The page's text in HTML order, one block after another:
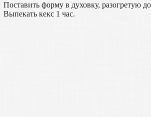
Поставить форму в духовку, разогретую
Выпекать кекс 1 час.